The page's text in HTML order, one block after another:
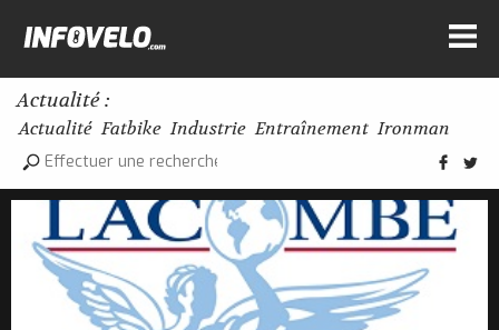
Actualité :
Actualité Fatbike Industrie Entraînement Ironman